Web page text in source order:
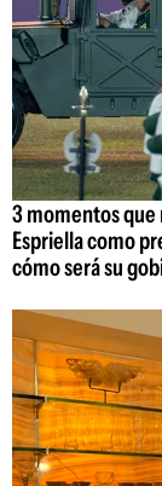
3 momentos que
Espriella como
cómo será su